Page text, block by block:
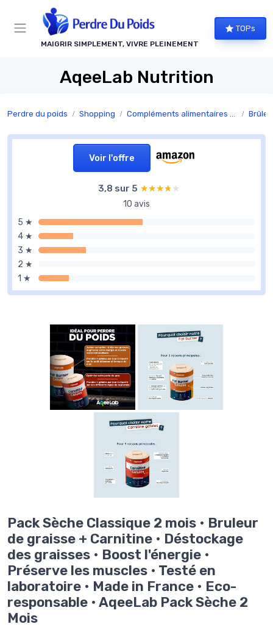
MAIGRIR SIMPLEMENT, VIVRE PLEINEMENT
TOPs
AqeeLab Nutrition
Perdre du poids Shopping Compléments alimentaires minceur
Voir l'offre
3,8 sur 5 ★★★★★
★★★★★
10 avis
5 ★
4 ★
3 ★
2 ★
1 ★
Pack Sèche Classique 2 mois • Bruleur
de graisse + Carnitine • Déstockage
des graisses • Boost l'énergie •
Préserve les muscles • Testé en
laboratoire • Made in France • Eco-
responsable • AqeeLab Pack Sèche 2
Mois
Panneau de gestion des cookies